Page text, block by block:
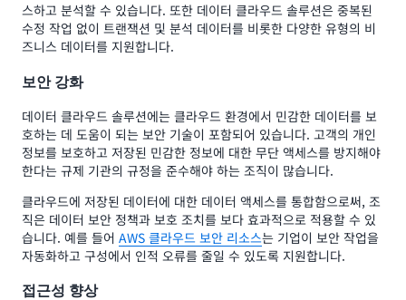
스하고 분석할 수 있습니다. 또한 데이터 클라우드 솔루션은 중복된
수정 작업 없이 트랜잭션 및 분석 데이터를 비롯한 다양한 유형의 비
즈니스 데이터를 지원합니다.
보안 강화
데이터 클라우드 솔루션에는 클라우드 환경에서 민감한 데이터를 보
호하는 데 도움이 되는 보안 기술이 포함되어 있습니다. 고객의 개인
정보를 보호하고 저장된 민감한 정보에 대한 무단 액세스를 방지해야
한다는 규제 기관의 규정을 준수해야 하는 조직이 많습니다.
클라우드에 저장된 데이터에 대한 데이터 액세스를 통합함으로써, 조
직은 데이터 보안 정책과 보호 조치를 보다 효과적으로 적용할 수 있
습니다. 예를 들어 AWS 클라우드 보안 리소스는 기업이 보안 작업을
자동화하고 구성에서 인적 오류를 줄일 수 있도록 지원합니다.
접근성 향상